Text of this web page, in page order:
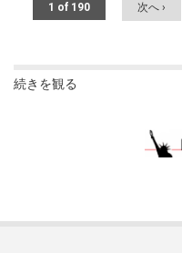
1 of 190 次へ ›
続きを観る